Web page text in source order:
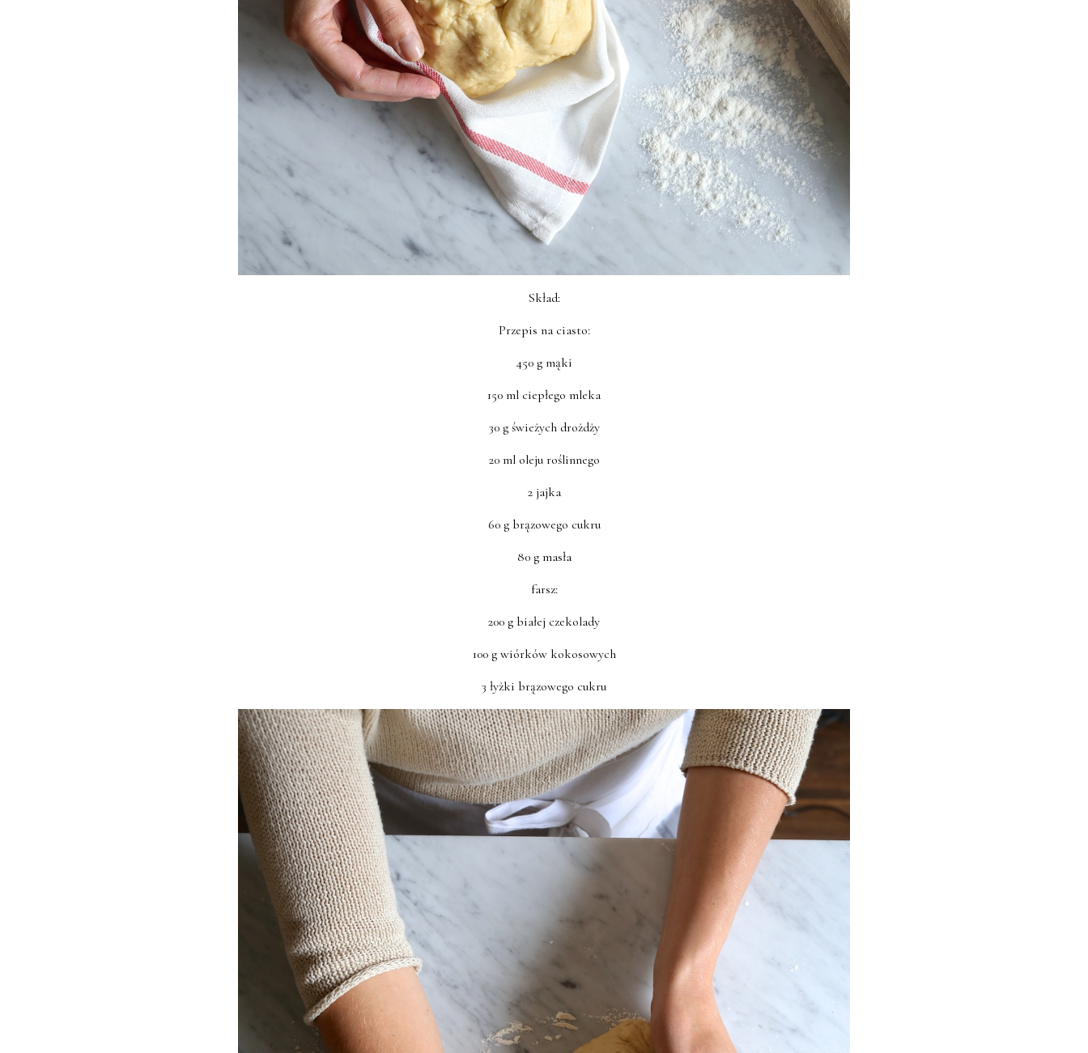
Skład:
Przepis na ciasto:
450 g mąki
150 ml ciepłego mleka
30 g świeżych drożdży
20 ml oleju roślinnego
2 jajka
60 g brązowego cukru
80 g masła
farsz:
200 g białej czekolady
100 g wiórków kokosowych
3 łyżki brązowego cukru